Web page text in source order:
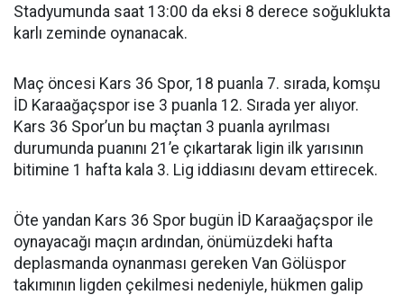
Stadyumunda saat 13:00 da eksi 8 derece soğuklukta
karlı zeminde oynanacak.
Maç öncesi Kars 36 Spor, 18 puanla 7. sırada, komşu
İD Karaağaçspor ise 3 puanla 12. Sırada yer alıyor.
Kars 36 Spor’un bu maçtan 3 puanla ayrılması
durumunda puanını 21’e çıkartarak ligin ilk yarısının
bitimine 1 hafta kala 3. Lig iddiasını devam ettirecek.
Öte yandan Kars 36 Spor bugün İD Karaağaçspor ile
oynayacağı maçın ardından, önümüzdeki hafta
deplasmanda oynanması gereken Van Gölüspor
takımının ligden çekilmesi nedeniyle, hükmen galip